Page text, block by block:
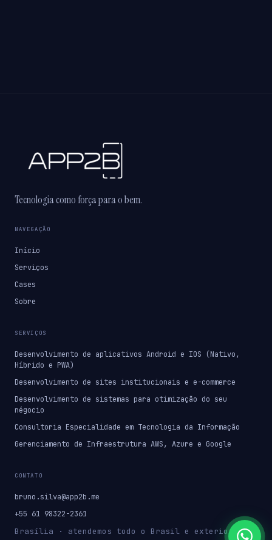
Tecnologia como força para o bem.
NAVEGAÇÃO
Início
Serviços
Cases
Sobre
SERVIÇOS
Desenvolvimento de aplicativos Android e IOS (Nativo,
Híbrido e PWA)
Desenvolvimento de sites institucionais e e-commerce
Desenvolvimento de sistemas para otimização do seu
négocio
Consultoria Especialidade em Tecnologia da Informação
Gerenciamento de Infraestrutura AWS, Azure e Google
CONTATO
bruno.silva@app2b.me
+55 61 98322-2361
Brasília · atendemos todo o Brasil e exterior